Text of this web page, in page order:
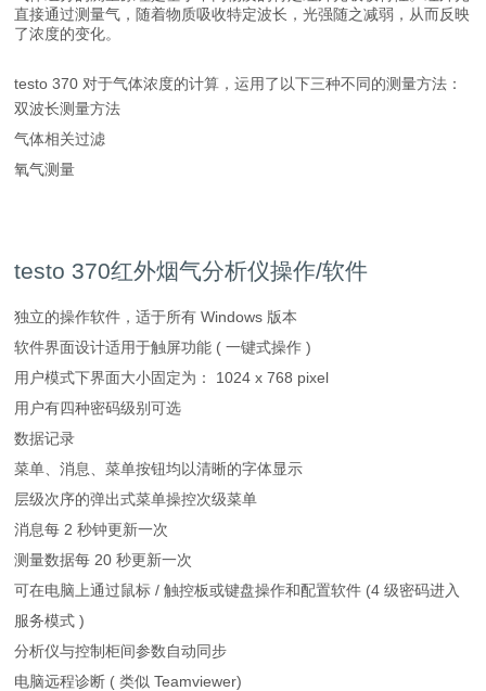
直接通过测量气，随着物质吸收特定波长，光强随之减弱，从而反映
了浓度的变化。
testo 370 对于气体浓度的计算，运用了以下三种不同的测量方法：
双波长测量方法
气体相关过滤
氧气测量
testo 370红外烟气分析仪操作/软件
独立的操作软件，适于所有 Windows 版本
软件界面设计适用于触屏功能 ( 一键式操作 )
用户模式下界面大小固定为： 1024 x 768 pixel
用户有四种密码级别可选
数据记录
菜单、消息、菜单按钮均以清晰的字体显示
层级次序的弹出式菜单操控次级菜单
消息每 2 秒钟更新一次
测量数据每 20 秒更新一次
可在电脑上通过鼠标 / 触控板或键盘操作和配置软件 (4 级密码进入
服务模式 )
分析仪与控制柜间参数自动同步
电脑远程诊断 ( 类似 Teamviewer)